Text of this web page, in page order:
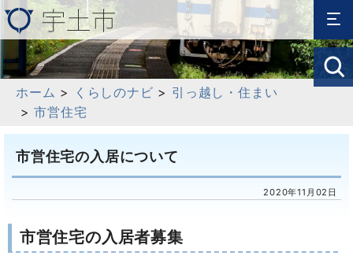
ホーム > くらしのナビ > 引っ越し・住まい
>市営住宅
市営住宅の入居について
2020年11月02日
市営住宅の入居者募集